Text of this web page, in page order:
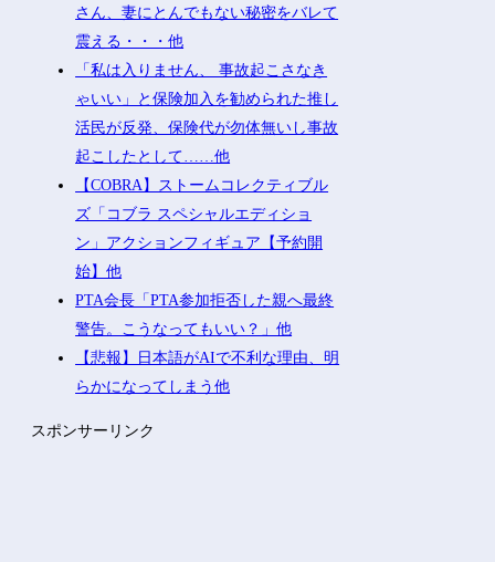
さん、妻にとんでもない秘密をバレて
震える・・・他
「私は入りません、 事故起こさなき
ゃいい」と保険加入を勧められた推し
活民が反発、保険代が勿体無いし事故
起こしたとして……他
【COBRA】ストームコレクティブル
ズ「コブラ スペシャルエディショ
ン」アクションフィギュア【予約開
始】他
PTA会長「PTA参加拒否した親へ最終
警告。こうなってもいい？」他
【悲報】日本語がAIで不利な理由、明
らかになってしまう他
スポンサーリンク